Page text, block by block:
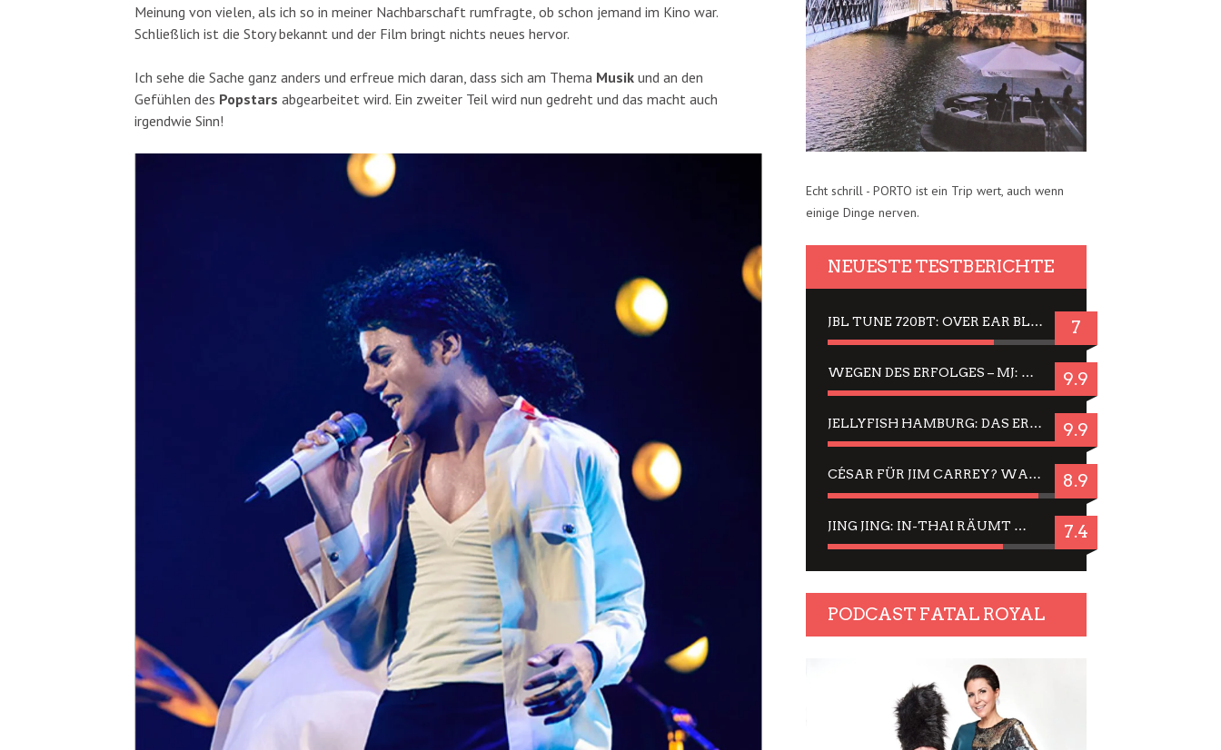
Meinung von vielen, als ich so in meiner Nachbarschaft rumfragte, ob schon jemand im Kino war.
Schließlich ist die Story bekannt und der Film bringt nichts neues hervor.
Ich sehe die Sache ganz anders und erfreue mich daran, dass sich am Thema Musik und an den
Gefühlen des Popstars abgearbeitet wird. Ein zweiter Teil wird nun gedreht und das macht auch
irgendwie Sinn!
Echt schrill - PORTO ist ein Trip wert, auch wenn
einige Dinge nerven.
NEUESTE TESTBERICHTE
JBL TUNE 720BT: OVER EAR BLUETOOTH KOPFHÖRER UM DIE 50,-€ IM DAUER-TEST 7
WEGEN DES ERFOLGES – MJ: MICHAEL JACKSON MUSICAL IN EINER MATINEE SEHEN 9.9
JELLYFISH HAMBURG: DAS ERFOLGREICHE SOMMER-MENÜ 2025 IN GEFÜHLEN UND BILDERN 9.9
CÉSAR FÜR JIM CARREY? WARUM DAS EINER DER NERVIGSTEN ACTORS IST UND BLEIBT 8.9
JING JING: IN-THAI RÄUMT WIEDER TITEL AB – EIN ZWEI-STUNDEN-ERLEBNISBERICHT 7.4
PODCAST FATAL ROYAL